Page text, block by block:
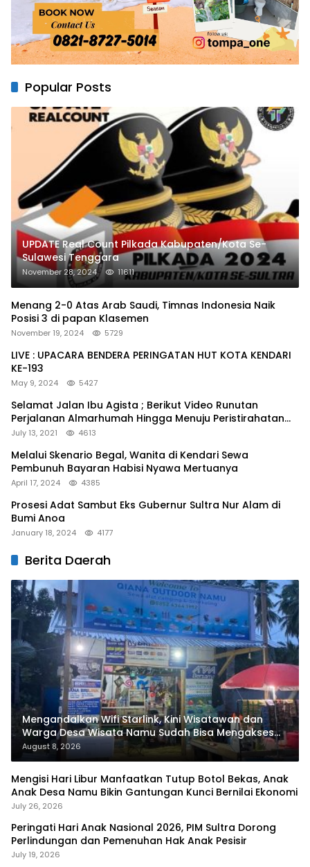
Popular Posts
UPDATE Real Count Pilkada Kabupaten/Kota Se-
Sulawesi Tenggara
November 28, 2024 11611
Menang 2-0 Atas Arab Saudi, Timnas Indonesia Naik
Posisi 3 di papan Klasemen
November 19, 2024 5729
LIVE : UPACARA BENDERA PERINGATAN HUT KOTA KENDARI
KE-193
May 9, 2024 5427
Selamat Jalan Ibu Agista ; Berikut Video Runutan
Perjalanan Almarhumah Hingga Menuju Peristirahatan
Terakhir
July 13, 2021 4613
Melalui Skenario Begal, Wanita di Kendari Sewa
Pembunuh Bayaran Habisi Nyawa Mertuanya
April 17, 2024 4385
Prosesi Adat Sambut Eks Gubernur Sultra Nur Alam di
Bumi Anoa
January 18, 2024 4177
Berita Daerah
Mengandalkan Wifi Starlink, Kini Wisatawan dan
Warga Desa Wisata Namu Sudah Bisa Mengakses
Transaksi Digital
August 8, 2026
Mengisi Hari Libur Manfaatkan Tutup Botol Bekas, Anak
Anak Desa Namu Bikin Gantungan Kunci Bernilai Ekonomi
July 26, 2026
Peringati Hari Anak Nasional 2026, PIM Sultra Dorong
Perlindungan dan Pemenuhan Hak Anak Pesisir
July 19, 2026